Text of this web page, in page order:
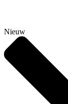
Nieuw